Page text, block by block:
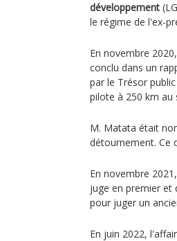
développement
le régime de l'ex-
En novembre
conclu dans un
par le Trésor
pilote à 250 km au
M. Matata était
détournement. Ce
En novembre
juge en premier et
pour juger un
En juin 2022,